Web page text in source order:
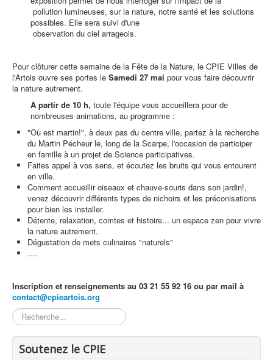
pollution lumineuses, sur la nature, notre santé et les solutions
possibles. Elle sera suivi d'une
observation du ciel arrageois.
Pour clôturer cette semaine de la Fête de la Nature, le CPIE Villes de
l'Artois ouvre ses portes le Samedi 27 mai pour vous faire découvrir
la nature autrement.
À partir de 10 h, toute l'équipe vous accueillera pour de
nombreuses animations, au programme :
"Où est martin!", à deux pas du centre ville, partez à la recherche
du Martin Pécheur le, long de la Scarpe, l'occasion de participer
en famille à un projet de Science participatives.
Faites appel à vos sens, et écoutez les bruits qui vous entourent
en ville.
Comment accueillir oiseaux et chauve-souris dans son jardin!,
venez découvrir différents types de nichoirs et les préconisations
pour bien les installer.
Détente, relaxation, comtes et histoire... un espace zen pour vivre
la nature autrement.
Dégustation de mets culinaires "naturels"
....
Inscription et renseignements au 03 21 55 92 16 ou par mail à
contact@cpieartois.org
Rechercher
Soutenez le CPIE